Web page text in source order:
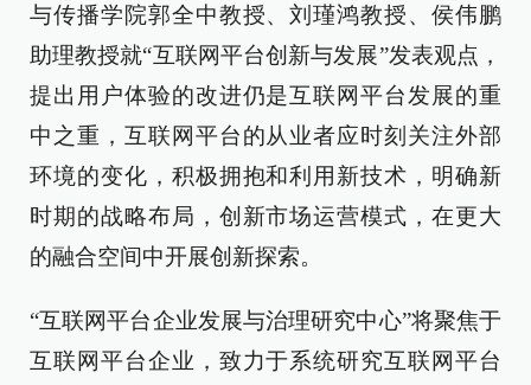
与传播学院郭全中教授、刘瑾鸿教授、侯伟鹏
助理教授就“互联网平台创新与发展”发表观点，
提出用户体验的改进仍是互联网平台发展的重
中之重，互联网平台的从业者应时刻关注外部
环境的变化，积极拥抱和利用新技术，明确新
时期的战略布局，创新市场运营模式，在更大
的融合空间中开展创新探索。
“互联网平台企业发展与治理研究中心”将聚焦于
互联网平台企业，致力于系统研究互联网平台